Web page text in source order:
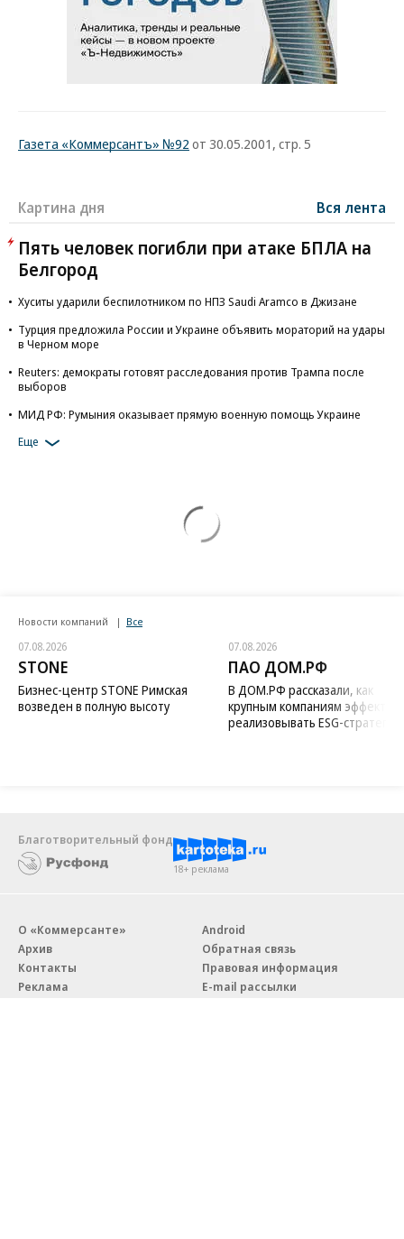
Газета «Коммерсантъ» №92 от 30.05.2001, стр. 5
Картина дня Вся лента
Пять человек погибли при атаке БПЛА на
Белгород
Хуситы ударили беспилотником по НПЗ Saudi Aramco в Джизане
Турция предложила России и Украине объявить мораторий на удары
в Черном море
Reuters: демократы готовят расследования против Трампа после
выборов
МИД РФ: Румыния оказывает прямую военную помощь Украине
Еще
Новости компаний Все
07.08.2026
STONE
Бизнес-центр STONE Римская
возведен в полную высоту
07.08.2026
ПАО ДОМ.РФ
В ДОМ.РФ рассказали, как
крупным компаниям
реализовывать ESG-стратегию
Благотворительный фонд
18+ реклама
О «Коммерсанте»
Архив
Контакты
Реклама
Android
Обратная связь
Правовая информация
E-mail рассылки